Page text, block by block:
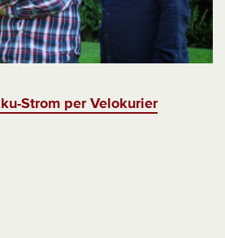
Strom per Velokurier